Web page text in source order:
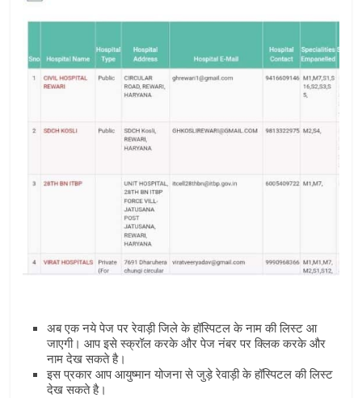
अब एक नये पेज पर रेवाड़ी जिले के हॉस्पिटल के नाम की लिस्‍ट आ
जाएगी। आप इसे स्‍क्रॉल करके और पेज नंबर पर क्लिक करके और
नाम देख सकते है।
इस प्रकार आप आयुष्‍मान योजना से जुड़े रेवाड़ी के हॉस्पिटल की लिस्‍ट
देख सकते है।